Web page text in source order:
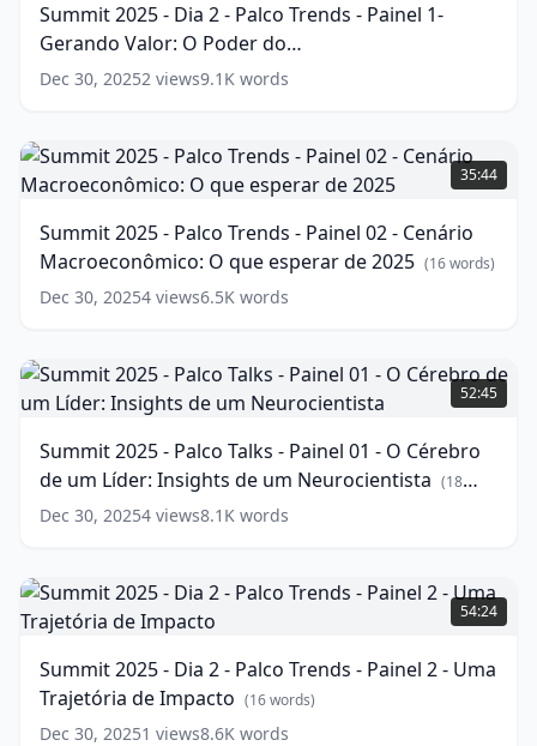
é
o
Everest?
words)
2
Palco
Trends
Painel
1-
Gerando
O
Poder
Empreendedorismo (17
Summit 2025 - Dia 2 - Palco Trends - Painel 1-
Gerando Valor: O Poder do
Empreendedorismo ( 17words)
Dec 30, 20252 views9.1K words
Summit
2025
-
Trends
Painel
02
Cenário
Macroeconômico:
O
esperar
de
words)
35:44
Summit 2025 - Palco Trends - Painel 02 - Cenário
Macroeconômico: O que esperar de 2025 (16words)
Dec 30, 20254 views6.5K words
Summit
2025
-
Talks
-
Painel
01
O
Cérebro
de
Líder:
Insights
52:45
Summit 2025 - Palco Talks - Painel 01 - O Cérebro
de um Líder: Insights de um Neurocientista (18
words)
Dec 30, 20254 views8.1K words
Summit
2025
-
2
-
Palco
54:24
Summit 2025 - Dia 2 - Palco Trends - Painel 2 - Uma
Trajetória de Impacto (16words)
Dec 30, 20251 views8.6K words